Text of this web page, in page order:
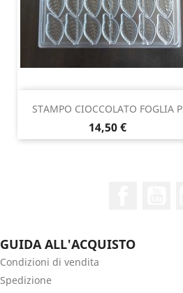
STAMPO CIOCCOLATO FOGLIA P
Prezzo
14,50 €
GUIDA ALL'ACQUISTO
Condizioni di vendita
Spedizione